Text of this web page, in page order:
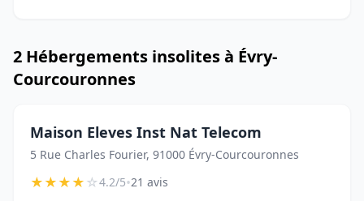
2 Hébergements insolites à Évry-
Courcouronnes
Maison Eleves Inst Nat Telecom
5 Rue Charles Fourier, 91000 Évry-Courcouronnes
★★★★☆4.2/5•21 avis